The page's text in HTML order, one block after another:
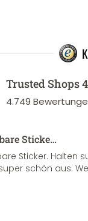
Trusted Shops
4.749
Sticke…
Sticker. Halten
schön aus.